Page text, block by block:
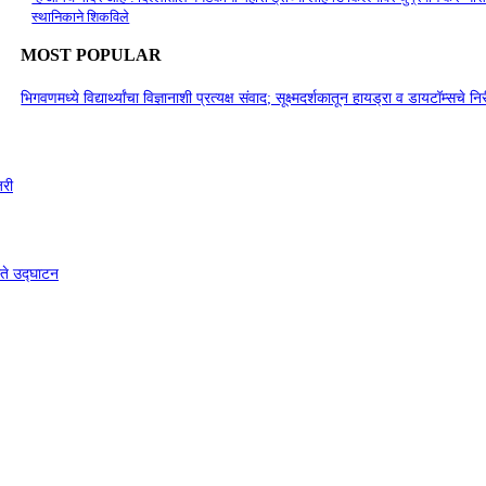
स्थानिकाने शिकविले
MOST POPULAR
भिगवणमध्ये विद्यार्थ्यांचा विज्ञानाशी प्रत्यक्ष संवाद; सूक्ष्मदर्शकातून हायड्रा व डायटॉम्सचे
उद्घाटन